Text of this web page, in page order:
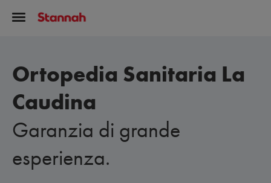
Ortopedia Sanitaria La
Caudina
Garanzia di grande
esperienza.